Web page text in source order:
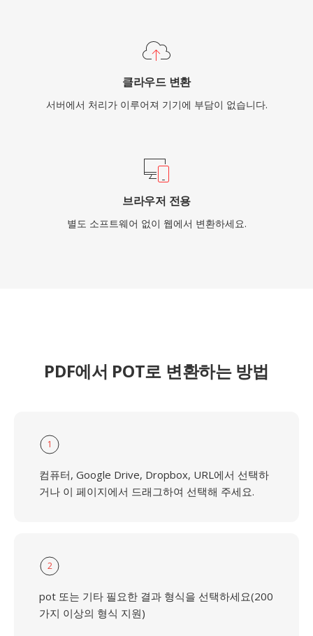
클라우드 변환
서버에서 처리가 이루어져 기기에 부담이 없습니다.
브라우저 전용
별도 소프트웨어 없이 웹에서 변환하세요.
PDF에서 POT로 변환하는 방법
1
컴퓨터, Google Drive, Dropbox, URL에서 선택하
거나 이 페이지에서 드래그하여 선택해 주세요.
2
pot 또는 기타 필요한 결과 형식을 선택하세요(200
가지 이상의 형식 지원)